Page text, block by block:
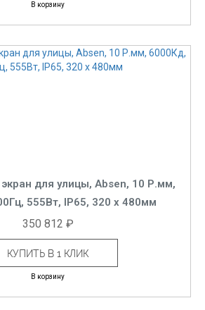
В корзину
для улицы, Absen, 10 Р.мм,
555Вт, IP65, 320 x 480мм
350 812 ₽
КУПИТЬ В 1 КЛИК
В корзину